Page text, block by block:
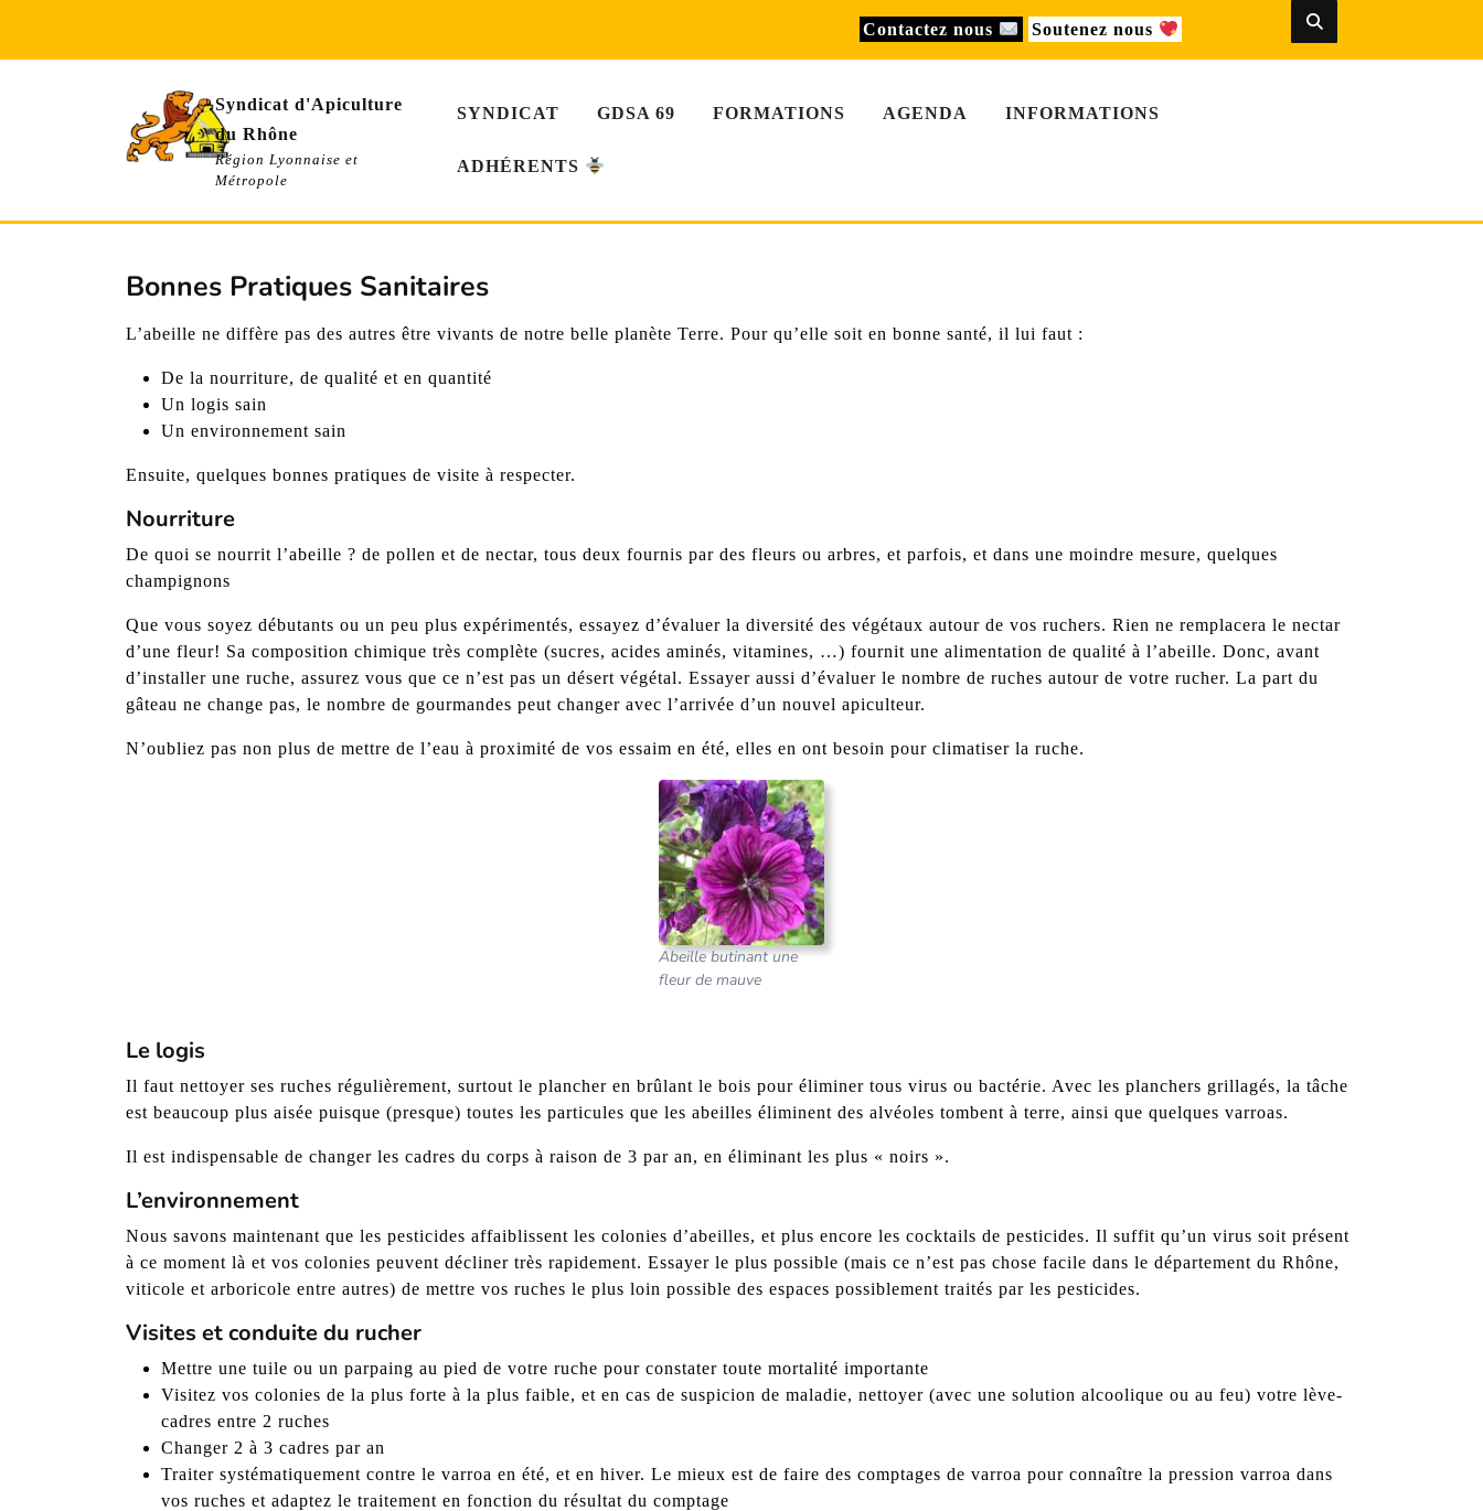
content
Contactez nous Soutenez nous
Syndicat d'Apiculture
du Rhône
Région Lyonnaise et
Métropole
SYNDICAT GDSA 69 FORMATIONS AGENDA INFORMATIONS
ADHÉRENTS
Bonnes Pratiques Sanitaires
L’abeille ne diffère pas des autres être vivants de notre belle planète Terre. Pour qu’elle soit en bonne santé, il lui faut :
De la nourriture, de qualité et en quantité
Un logis sain
Un environnement sain
Ensuite, quelques bonnes pratiques de visite à respecter.
Nourriture
De quoi se nourrit l’abeille ? de pollen et de nectar, tous deux fournis par des fleurs ou arbres, et parfois, et dans une moindre mesure, quelques
champignons
Que vous soyez débutants ou un peu plus expérimentés, essayez d’évaluer la diversité des végétaux autour de vos ruchers. Rien ne remplacera le nectar
d’une fleur! Sa composition chimique très complète (sucres, acides aminés, vitamines, …) fournit une alimentation de qualité à l’abeille. Donc, avant
d’installer une ruche, assurez vous que ce n’est pas un désert végétal. Essayer aussi d’évaluer le nombre de ruches autour de votre rucher. La part du
gâteau ne change pas, le nombre de gourmandes peut changer avec l’arrivée d’un nouvel apiculteur.
N’oubliez pas non plus de mettre de l’eau à proximité de vos essaim en été, elles en ont besoin pour climatiser la ruche.
Abeille butinant une
fleur de mauve
Le logis
Il faut nettoyer ses ruches régulièrement, surtout le plancher en brûlant le bois pour éliminer tous virus ou bactérie. Avec les planchers grillagés, la tâche
est beaucoup plus aisée puisque (presque) toutes les particules que les abeilles éliminent des alvéoles tombent à terre, ainsi que quelques varroas.
Il est indispensable de changer les cadres du corps à raison de 3 par an, en éliminant les plus « noirs ».
L’environnement
Nous savons maintenant que les pesticides affaiblissent les colonies d’abeilles, et plus encore les cocktails de pesticides. Il suffit qu’un virus soit présent
à ce moment là et vos colonies peuvent décliner très rapidement. Essayer le plus possible (mais ce n’est pas chose facile dans le département du Rhône,
viticole et arboricole entre autres) de mettre vos ruches le plus loin possible des espaces possiblement traités par les pesticides.
Visites et conduite du rucher
Mettre une tuile ou un parpaing au pied de votre ruche pour constater toute mortalité importante
Visitez vos colonies de la plus forte à la plus faible, et en cas de suspicion de maladie, nettoyer (avec une solution alcoolique ou au feu) votre lève-
cadres entre 2 ruches
Changer 2 à 3 cadres par an
Traiter systématiquement contre le varroa en été, et en hiver. Le mieux est de faire des comptages de varroa pour connaître la pression varroa dans
vos ruches et adaptez le traitement en fonction du résultat du comptage